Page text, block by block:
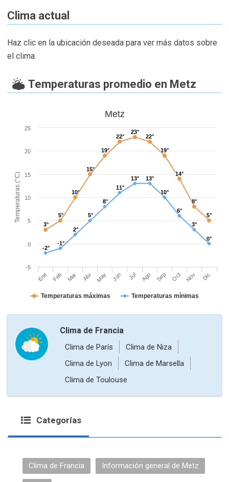
Clima actual
Haz clic en la ubicación deseada para ver más datos sobre
el clima.
Temperaturas promedio en Metz
Temperaturas (°C)
Metz
3°
3°
5°
5°
10°
10°
15°
15°
19°
19°
22°
22°
23°
23°
22°
22°
19°
19°
14°
14°
8°
8°
5°
5°
-2°
-2°
-1°
-1°
2°
2°
5°
5°
8°
8°
11°
11°
13°
13° 13°
13°
10°
10°
6°
6°
3°
3°
0°
0°
Temperaturas máximas Temperaturas mínimas
Ene Feb Mar Abr May Jun Jul Ago Sep Oct Nov Dic
-5
0
5
10
15
20
25
Clima de Francia
Clima de París
Clima de Niza
Clima de Lyon
Clima de Marsella
Clima de Toulouse
Categorías
Clima de Francia Información general de Metz